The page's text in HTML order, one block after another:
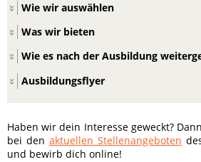
Wie wir auswählen
Was wir bieten
Wie es nach der Ausbildung
Ausbildungsflyer
Haben wir dein Interesse geweckt?
bei den aktuellen Stellenangeboten
und bewirb dich online!